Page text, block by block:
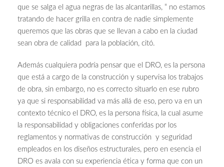
que se salga el agua negras de las alcantarillas, “ no estamos
tratando de hacer grilla en contra de nadie simplemente
queremos que las obras que se llevan a cabo en la ciudad
sean obra de calidad para la población, citó.
Además cualquiera podría pensar que el DRO, es la persona
que está a cargo de la construcción y supervisa los trabajos
de obra, sin embargo, no es correcto situarlo en ese rubro
ya que si responsabilidad va más allá de eso, pero va en un
contexto técnico el DRO, es la persona física, la cual asume
la responsabilidad y obligaciones conferidas por los
reglamentos y normativas de construcción y seguridad
empleados en los diseños estructurales, pero en esencia el
DRO es avala con su experiencia ética y forma que con un